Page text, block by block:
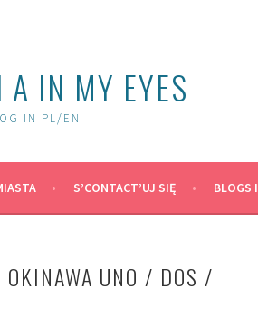
IN MY EYES
IN PL/EN
S’CONTACT’UJ SIĘ BLOGS
UNO / DOS /